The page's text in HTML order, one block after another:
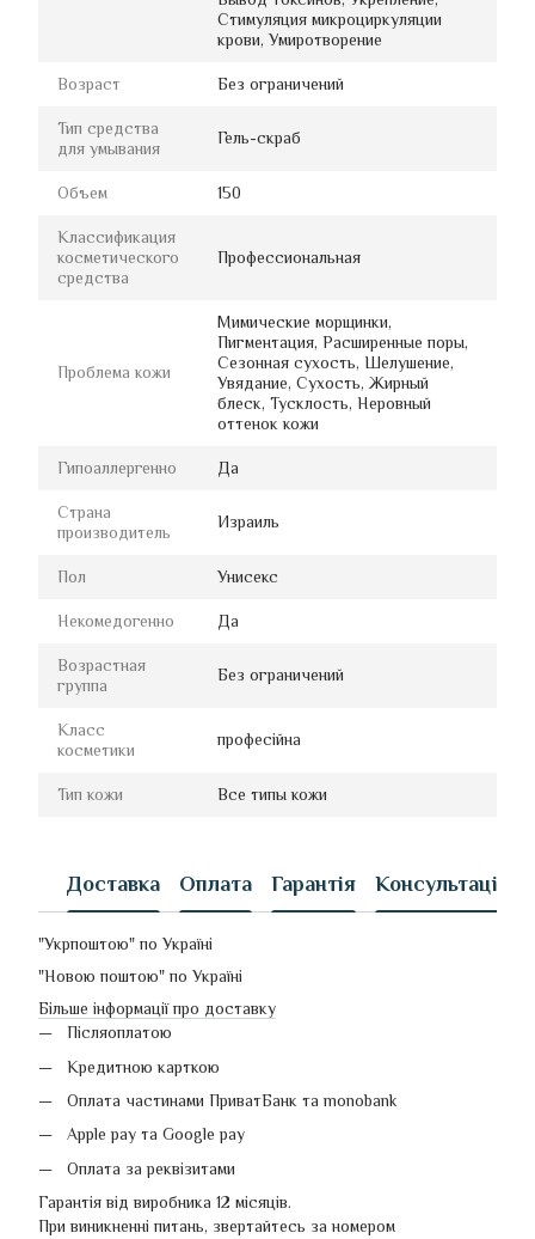
Стимуляция микроциркуляции
крови, Умиротворение
Возраст Без ограничений
Тип средства
для умывания
Гель-скраб
Объем 150
Классификация
косметического
средства
Профессиональная
Проблема кожи
Мимические морщинки,
Пигментация, Расширенные поры,
Сезонная сухость, Шелушение,
Увядание, Сухость, Жирный
блеск, Тусклость, Неровный
оттенок кожи
Гипоаллергенно Да
Страна
производитель
Израиль
Пол Унисекс
Некомедогенно Да
Возрастная
группа
Без ограничений
Класс
косметики
професійна
Тип кожи Все типы кожи
Доставка Оплата Гарантія Консультація
"Укрпоштою" по Україні
"Новою поштою" по Україні
Більше інформації про доставку
Післяоплатою
Кредитною карткою
Оплата частинами ПриватБанк та monobank
Apple pay та Google pay
Оплата за реквізитами
Гарантія від виробника 12 місяців.
При виникненні питань, звертайтесь за номером